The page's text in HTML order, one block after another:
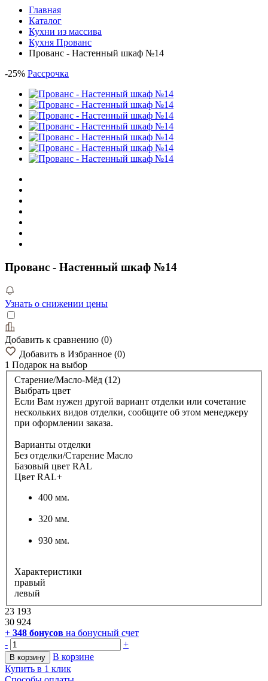
Главная
Каталог
Кухни из массива
Кухня Прованс
Прованс - Настенный шкаф №14
-25% Рассрочка
Прованс - Настенный шкаф №14
Узнать о снижении цены
Добавить к сравнению (0)
Добавить в Избранное (0)
1 Подарок на выбор
Старение/Масло-Мёд (12)
Выбрать цвет
Если Вам нужен другой вариант отделки или сочетание
нескольких видов отделки, сообщите об этом менеджеру
при оформлении заказа.
Варианты отделки
Без отделки/Старение Масло
Базовый цвет RAL
Цвет RAL+
400 мм.
320 мм.
930 мм.
Характеристики
правый
левый
23 193
30 924
+ 348 бонусов на бонусный счет
-
+
В корзину
В корзине
Купить в 1 клик